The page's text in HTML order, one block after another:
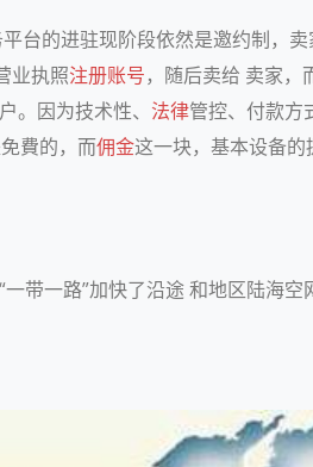
台的进驻现阶段依然是邀约制，
业执照注册账号，随后卖给 卖家，
。因为技术性、 法律管控、付款方
費的，而佣金这一块，基本设备的
带一路”加快了沿途 和地区陆海